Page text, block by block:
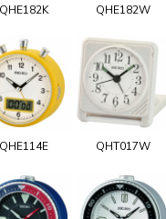
QHE182K QHE182W
QHE114E QHT017W